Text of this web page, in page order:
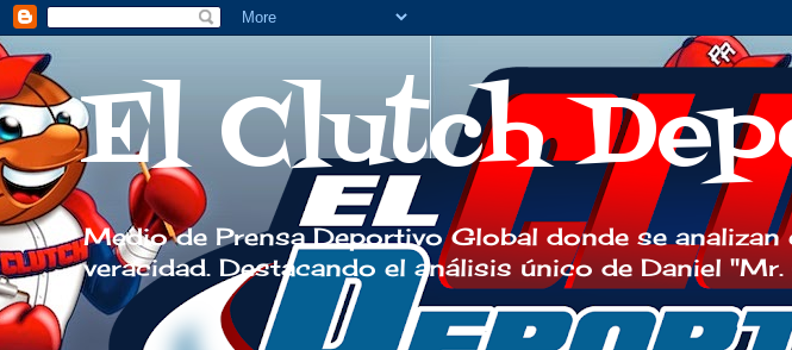
El Clutch
Medio de Prensa Deportivo Global donde se
veracidad. Destacando el análisis único de Daniel